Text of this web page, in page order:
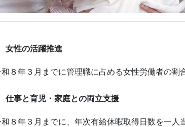
女性の活躍推進
８年３月までに管理職に占める女性労働者の割
仕事と育児・家庭との両立支援
８年３月までに、年次有給休暇取得日数を一人